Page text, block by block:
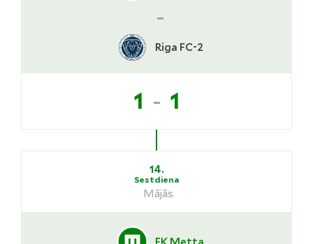
-
Riga FC-2
1 - 1
14.
Sestdiena
Mājās